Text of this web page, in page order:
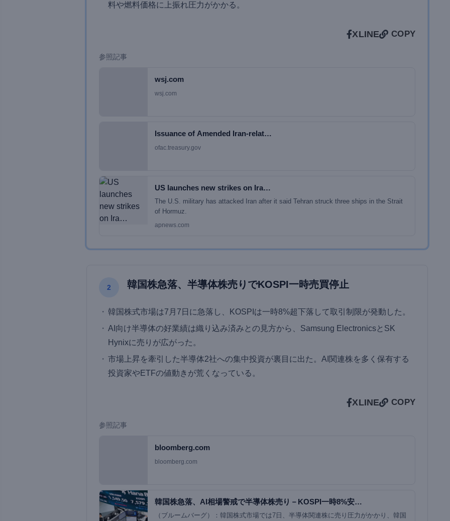
料や燃料価格に上振れ圧力がかかる。
XLINE COPY
参照記事
wsj.com
wsj.com
Issuance of Amended Iran-relat…
ofac.treasury.gov
US launches new strikes on Ira…
The U.S. military has attacked Iran after it said Tehran struck three ships in the Strait
of Hormuz.
apnews.com
2 韓国株急落、半導体株売りでKOSPI一時売買停止
韓国株式市場は7月7日に急落し、KOSPIは一時8%超下落して取引制限が発動した。
AI向け半導体の好業績は織り込み済みとの見方から、Samsung ElectronicsとSK
Hynixに売りが広がった。
市場上昇を牽引した半導体2社への集中投資が裏目に出た。AI関連株を多く保有する
投資家やETFの値動きが荒くなっている。
XLINE COPY
参照記事
bloomberg.com
bloomberg.com
韓国株急落、AI相場警戒で半導体株売り－KOSPI一時8%安…
（ブルームバーグ）：韓国株式市場では7日、半導体関連株に売り圧力がかかり、韓国